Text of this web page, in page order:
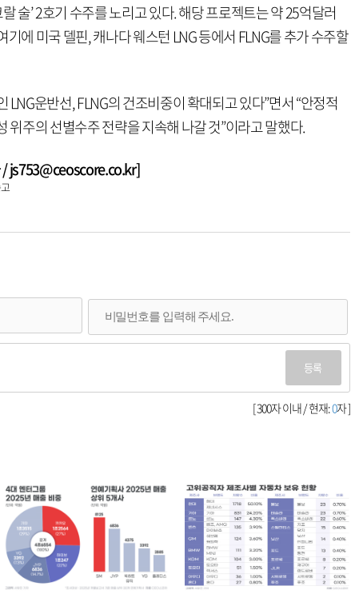
술’ 2호기 수주를 노리고 있다. 해당 프로젝트는 약 25억달러
에 미국 델핀, 캐나다 웨스턴 LNG 등에서 FLNG를 추가 수주할
LNG운반선, FLNG의 건조비중이 확대되고 있다”면서 “안정적
위주의 선별수주 전략을 지속해 나갈 것”이라고 말했다.
js753@ceoscore.co.kr]
등록
[ 300자 이내 / 현재:0자 ]